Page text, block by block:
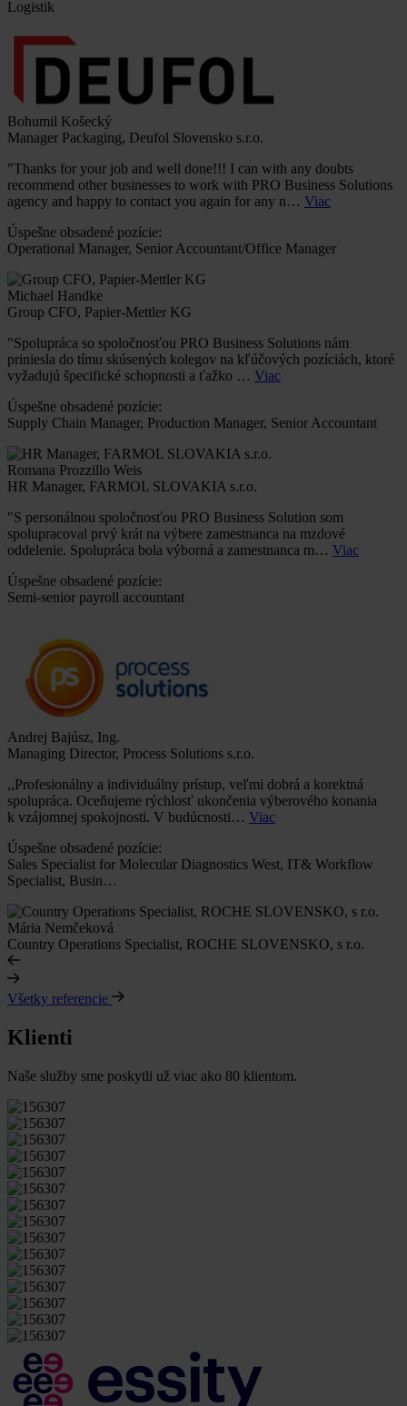
Logistik
Bohumil Košecký
Manager Packaging, Deufol Slovensko s.r.o.
"Thanks for your job and well done!!! I can with any doubts
recommend other businesses to work with PRO Business Solutions
agency and happy to contact you again for any n… Viac
Úspešne obsadené pozície:
Operational Manager, Senior Accountant/Office Manager
Michael Handke
Group CFO, Papier-Mettler KG
"Spolupráca so spoločnosťou PRO Business Solutions nám
priniesla do tímu skúsených kolegov na kľúčových pozíciách, ktoré
vyžadujú špecifické schopnosti a ťažko … Viac
Úspešne obsadené pozície:
Supply Chain Manager, Production Manager, Senior Accountant
Romana Prozzillo Weis
HR Manager, FARMOL SLOVAKIA s.r.o.
"S personálnou spoločnosťou PRO Business Solution som
spolupracoval prvý krát na výbere zamestnanca na mzdové
oddelenie. Spolupráca bola výborná a zamestnanca m… Viac
Úspešne obsadené pozície:
Semi-senior payroll accountant
Andrej Bajúsz, Ing.
Managing Director, Process Solutions s.r.o.
,,Profesionálny a individuálny prístup, veľmi dobrá a korektná
spolupráca. Oceňujeme rýchlosť ukončenia výberového konania
k vzájomnej spokojnosti. V budúcnosti… Viac
Úspešne obsadené pozície:
Sales Specialist for Molecular Diagnostics West, IT& Workflow
Specialist, Busin…
Mária Nemčeková
Country Operations Specialist, ROCHE SLOVENSKO, s r.o.
Všetky referencie
Klienti
Naše služby sme poskytli už viac ako 80 klientom.